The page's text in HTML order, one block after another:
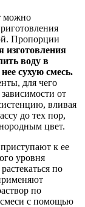
можно
Пропорции
изготовления
воду в
сухую смесь.
для чего
от
вливая
до тех пор,
цвет.
к ее
уровня
по
по
с помощью